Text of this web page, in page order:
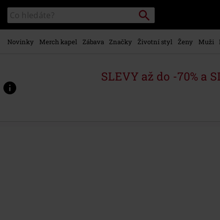
hlavnímu
obsahu
Katalog
vyhledávání
Vyhledávání
Novinky Merch kapel Zábava Značky Životní styl Ženy Muži
SLEVY až do -70% a